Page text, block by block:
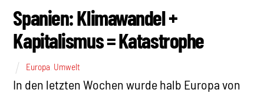
Spanien: Klimawandel +
Kapitalismus = Katastrophe
Europa Umwelt
In den letzten Wochen wurde halb Europa von